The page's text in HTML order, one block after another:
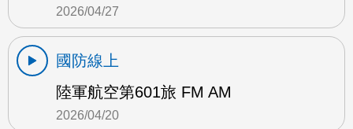
2026/04/27
國防線上
陸軍航空第601旅 FM AM
2026/04/20